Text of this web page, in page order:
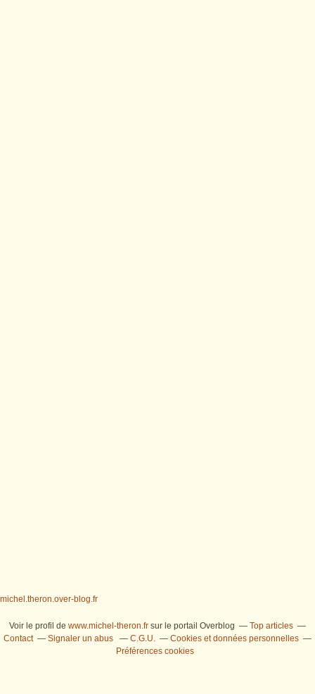
michel.theron.over-blog.fr
Voir le profil de www.michel-theron.fr sur le portail Overblog
Top articles
Contact
Signaler un abus C.G.U.
Cookies et données personnelles
Préférences cookies